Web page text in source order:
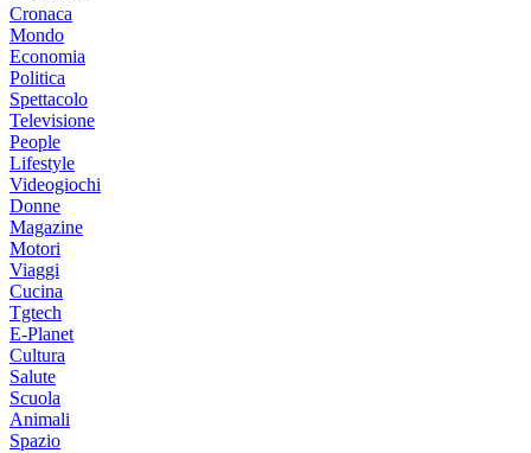
Cronaca
Mondo
Economia
Politica
Spettacolo
Televisione
People
Lifestyle
Videogiochi
Donne
Magazine
Motori
Viaggi
Cucina
Tgtech
E-Planet
Cultura
Salute
Scuola
Animali
Spazio